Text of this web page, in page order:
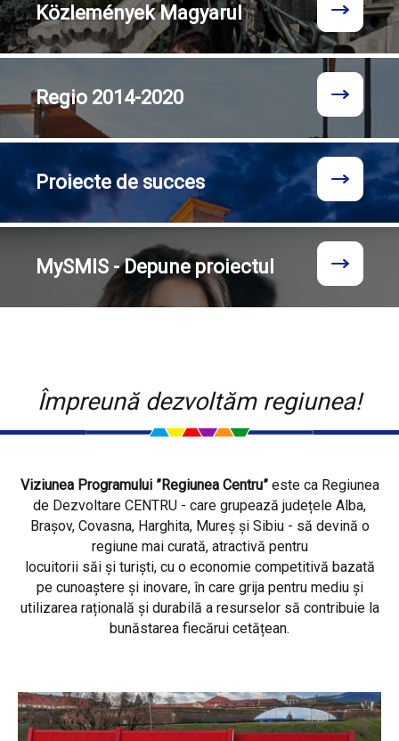
KözleményekMagyarul
Regio 2014-2020
Proiecte de succes
MySMIS - Depune proiectul
Împreună dezvoltăm regiunea!
Viziunea Programului ”Regiunea Centru”este ca Regiunea
de Dezvoltare CENTRU - care grupează județele Alba,
Brașov, Covasna, Harghita, Mureș și Sibiu - să devină o
regiune mai curată, atractivă pentru
locuitorii săi și turiști, cu o economie competitivă bazată
pe cunoaștere și inovare, în care grija pentru mediu și
utilizarea rațională și durabilă a resurselor să contribuie la
bunăstarea fiecărui cetățean.